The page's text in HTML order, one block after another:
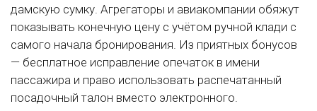
дамскую сумку. Агрегаторы и авиакомпании обяжут
показывать конечную цену с учётом ручной клади с
самого начала бронирования. Из приятных бонусов
— бесплатное исправление опечаток в имени
пассажира и право использовать распечатанный
посадочный талон вместо электронного.